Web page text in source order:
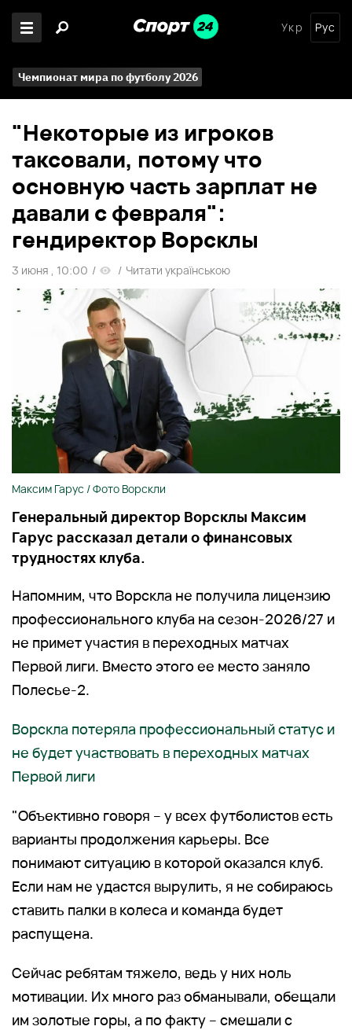
Укр Рус
Чемпионат мира по футболу 2026
"Некоторые из игроков
таксовали, потому что
основную часть зарплат не
давали с февраля":
гендиректор Ворсклы
3 июня , 10:00 / / Читати українською
Максим Гарус / Фото Ворскли
Генеральный директор Ворсклы Максим
Гарус рассказал детали о финансовых
трудностях клуба.
Напомним, что Ворскла не получила лицензию
профессионального клуба на сезон-2026/27 и
не примет участия в переходных матчах
Первой лиги. Вместо этого ее место заняло
Полесье-2.
Ворскла потеряла профессиональный статус и
не будет участвовать в переходных матчах
Первой лиги
"Объективно говоря – у всех футболистов есть
варианты продолжения карьеры. Все
понимают ситуацию в которой оказался клуб.
Если нам не удастся вырулить, я не собираюсь
ставить палки в колеса и команда будет
распущена.
Сейчас ребятам тяжело, ведь у них ноль
мотивации. Их много раз обманывали, обещали
им золотые горы, а по факту – смешали с